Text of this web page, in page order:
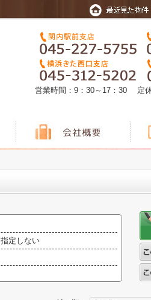
営業時間：9：30～17：30 定
指定しない